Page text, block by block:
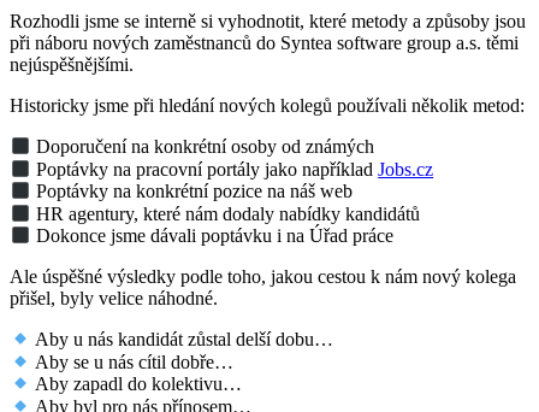
Rozhodli jsme se interně si vyhodnotit, které metody a způsoby jsou
při náboru nových zaměstnanců do Syntea software group a.s. těmi
nejúspěšnějšími.
Historicky jsme při hledání nových kolegů používali několik metod:
Doporučení na konkrétní osoby od známých
Poptávky na pracovní portály jako napříkladJobs.cz
Poptávky na konkrétní pozice na náš web
HR agentury, které nám dodaly nabídky kandidátů
Dokonce jsme dávali poptávku i na Úřad práce
Ale úspěšné výsledky podle toho, jakou cestou k nám nový kolega
přišel, byly velice náhodné.
Aby u nás kandidát zůstal delší dobu…
Aby se u nás cítil dobře…
Aby zapadl do kolektivu…
Aby byl pro nás přínosem…